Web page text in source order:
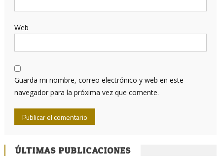
Web
Guarda mi nombre, correo electrónico y web en este
navegador para la próxima vez que comente.
ÚLTIMAS PUBLICACIONES